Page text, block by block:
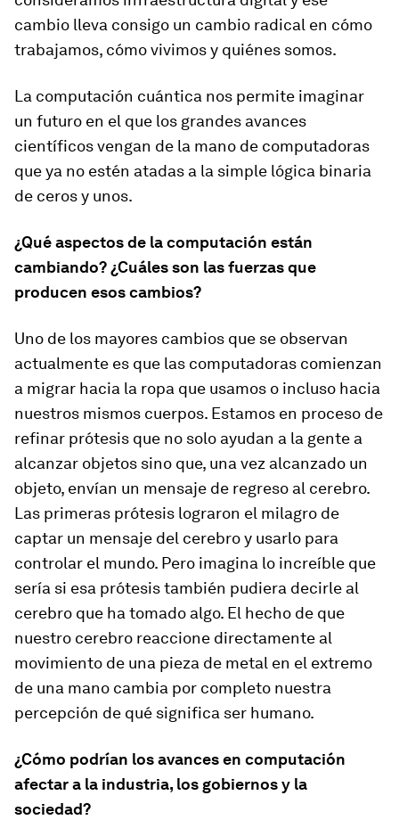
cambio lleva consigo un cambio radical en cómo
trabajamos, cómo vivimos y quiénes somos.
La computación cuántica nos permite imaginar
un futuro en el que los grandes avances
científicos vengan de la mano de computadoras
que ya no estén atadas a la simple lógica binaria
de ceros y unos.
¿Qué aspectos de la computación están
cambiando? ¿Cuáles son las fuerzas que
producen esos cambios?
Uno de los mayores cambios que se observan
actualmente es que las computadoras comienzan
a migrar hacia la ropa que usamos o incluso hacia
nuestros mismos cuerpos. Estamos en proceso de
refinar prótesis que no solo ayudan a la gente a
alcanzar objetos sino que, una vez alcanzado un
objeto, envían un mensaje de regreso al cerebro.
Las primeras prótesis lograron el milagro de
captar un mensaje del cerebro y usarlo para
controlar el mundo. Pero imagina lo increíble que
sería si esa prótesis también pudiera decirle al
cerebro que ha tomado algo. El hecho de que
nuestro cerebro reaccione directamente al
movimiento de una pieza de metal en el extremo
de una mano cambia por completo nuestra
percepción de qué significa ser humano.
¿Cómo podrían los avances en computación
afectar a la industria, los gobiernos y la
sociedad?